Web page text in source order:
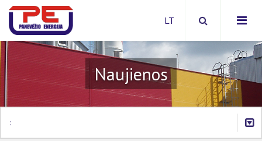
Apie bendrovę
Naujienos
: